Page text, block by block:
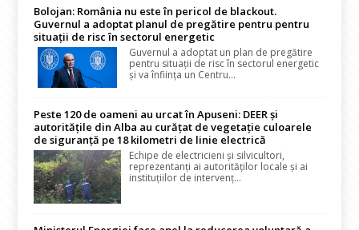
Bolojan: România nu este în pericol de blackout.
Guvernul a adoptat planul de pregătire pentru pentru
situații de risc în sectorul energetic
Guvernul a adoptat un plan de pregătire
pentru situații de risc în sectorul energetic
și va înființa un Centru...
Peste 120 de oameni au urcat în Apuseni: DEER și
autoritățile din Alba au curățat de vegetație culoarele
de siguranță pe 18 kilometri de linie electrică
Echipe de electricieni și silvicultori,
reprezentanți ai autorităților locale și ai
instituțiilor de intervenț...